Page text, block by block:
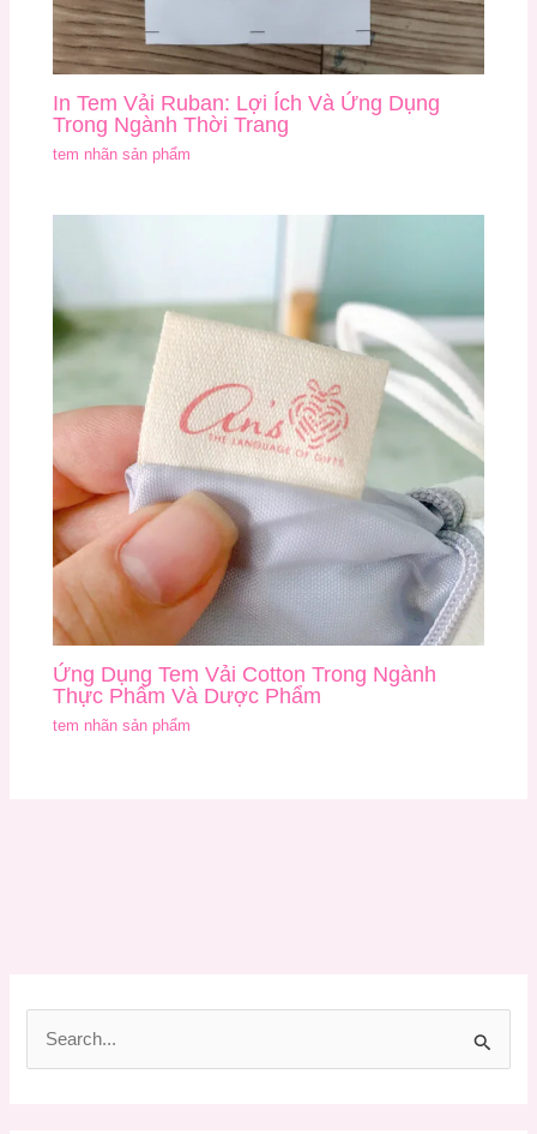
In Tem Vải Ruban: Lợi Ích Và Ứng Dụng
Trong Ngành Thời Trang
tem nhãn sản phẩm
Ứng Dụng Tem Vải Cotton Trong Ngành
Thực Phẩm Và Dược Phẩm
tem nhãn sản phẩm